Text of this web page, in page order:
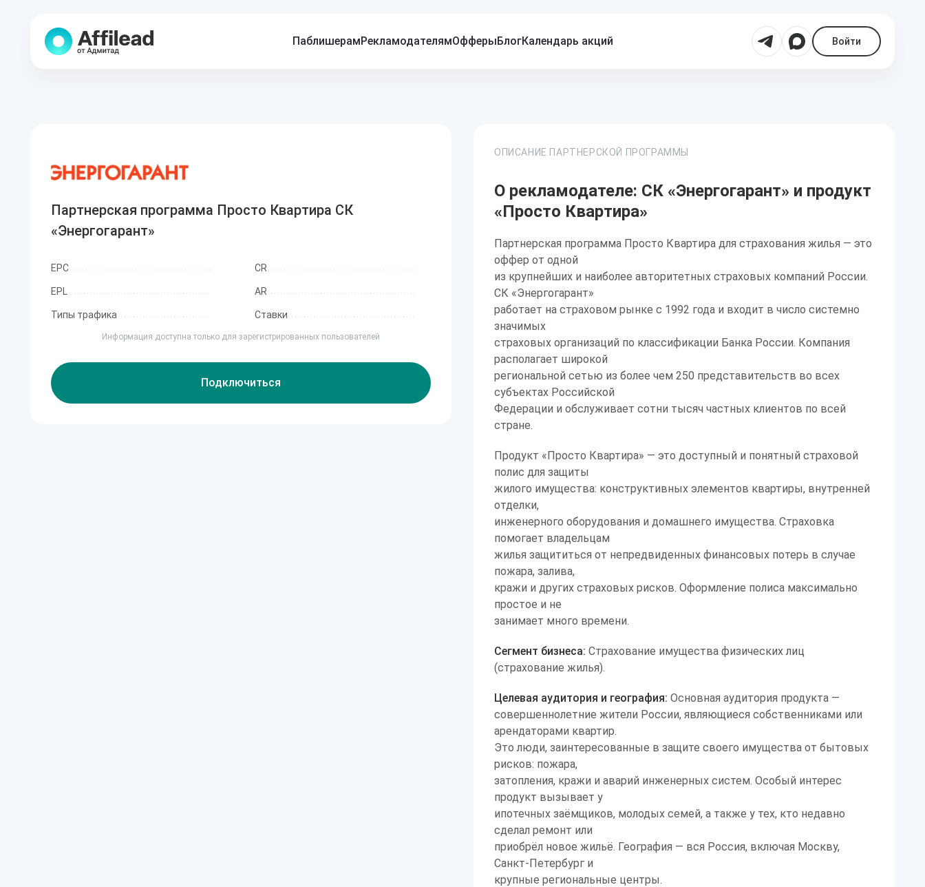
ПаблишерамРекламодателямОфферыБлогКалендарь акций Войти
Партнерская программа Просто Квартира СК
«Энергогарант»
EPC CR
EPL AR
Типы трафика Ставки
Информация доступна только для зарегистрированных пользователей
Подключиться
ОПИСАНИЕ ПАРТНЕРСКОЙ ПРОГРАММЫ
О рекламодателе: СК «Энергогарант» и продукт
«Просто Квартира»
Партнерская программа Просто Квартира для страхования жилья — это
оффер от одной
из крупнейших и наиболее авторитетных страховых компаний России.
СК «Энергогарант»
работает на страховом рынке с 1992 года и входит в число системно
значимых
страховых организаций по классификации Банка России. Компания
располагает широкой
региональной сетью из более чем 250 представительств во всех
субъектах Российской
Федерации и обслуживает сотни тысяч частных клиентов по всей
стране.
Продукт «Просто Квартира» — это доступный и понятный страховой
полис для защиты
жилого имущества: конструктивных элементов квартиры, внутренней
отделки,
инженерного оборудования и домашнего имущества. Страховка
помогает владельцам
жилья защититься от непредвиденных финансовых потерь в случае
пожара, залива,
кражи и других страховых рисков. Оформление полиса максимально
простое и не
занимает много времени.
Сегмент бизнеса: Страхование имущества физических лиц
(страхование жилья).
Целевая аудитория и география: Основная аудитория продукта —
совершеннолетние жители России, являющиеся собственниками или
арендаторами квартир.
Это люди, заинтересованные в защите своего имущества от бытовых
рисков: пожара,
затопления, кражи и аварий инженерных систем. Особый интерес
продукт вызывает у
ипотечных заёмщиков, молодых семей, а также у тех, кто недавно
сделал ремонт или
приобрёл новое жильё. География — вся Россия, включая Москву,
Санкт-Петербург и
крупные региональные центры.